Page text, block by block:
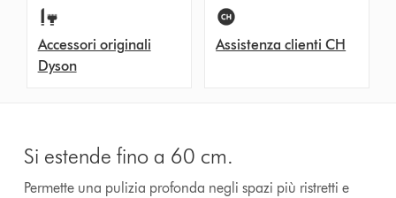
Accessori originali
Dyson
Assistenza clienti CH
Si estende fino a 60 cm.
Permette una pulizia profonda negli spazi più ristretti e